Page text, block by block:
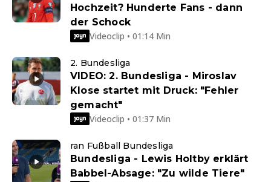
Hochzeit? Hunderte Fans - dann
der Schock
Videoclip • 01:14 Min
2. Bundesliga
VIDEO: 2. Bundesliga - Miroslav
Klose startet mit Druck: "Fehler
gemacht"
Videoclip • 01:37 Min
ran Fußball Bundesliga
Bundesliga - Lewis Holtby erklärt
Babbel-Absage: "Zu wilde Tiere"